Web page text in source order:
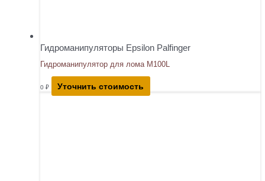
Гидроманипуляторы Epsilon Palfinger
Гидроманипулятор для лома M100L
0 ₽ Уточнить стоимость